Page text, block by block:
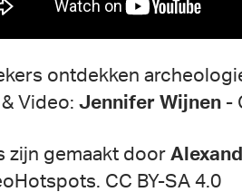
ontdekken
Video: Jennifer Wijnen -
zijn gemaakt door
CC BY-SA 4.0